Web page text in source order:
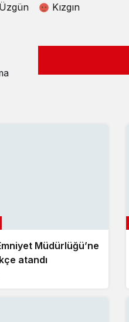
Üzgün
Kızgın
Müdürlüğü’ne
atandı